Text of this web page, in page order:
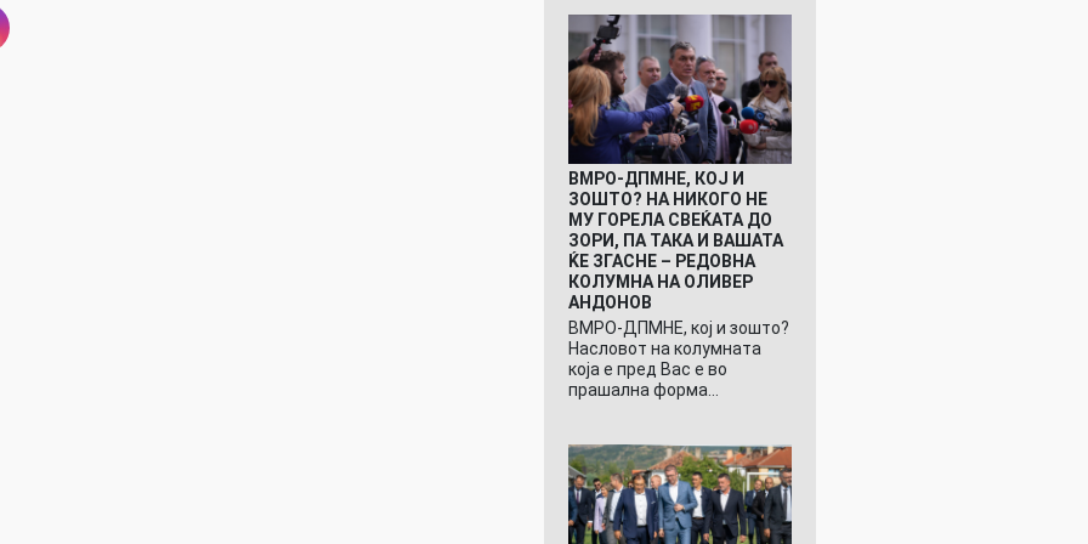
ВМРО-ДПМНЕ, КОЈ И
ЗОШТО? НА НИКОГО НЕ
МУ ГОРЕЛА СВЕЌАТА ДО
ЗОРИ, ПА ТАКА И ВАШАТА
ЌЕ ЗГАСНЕ – РЕДОВНА
КОЛУМНА НА ОЛИВЕР
АНДОНОВ
ВМРО-ДПМНЕ, кој и зошто?
Насловот на колумната
која е пред Вас е во
прашална форма…